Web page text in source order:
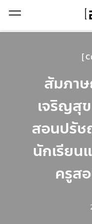
สัมภา
เจริญสุ
สอนปรัช
นักเรียน
ครูส